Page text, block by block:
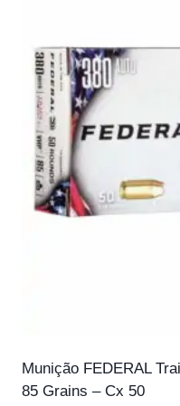
Munição FEDERAL
85 Grains – Cx 50